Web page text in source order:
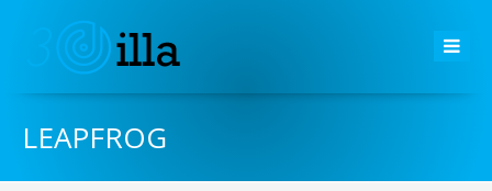
LEAPFROG